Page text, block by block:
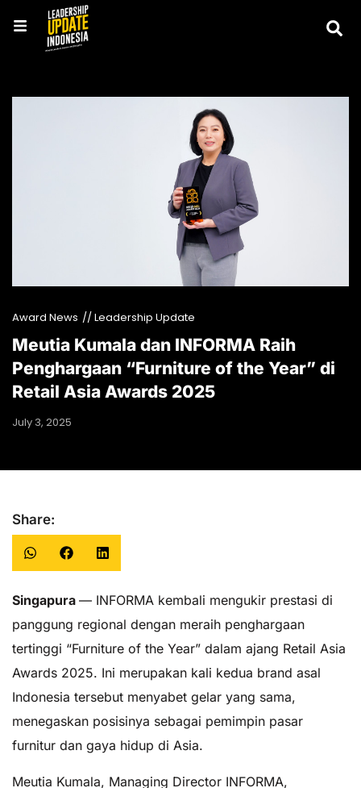
Award News // Leadership Update
Meutia Kumala dan INFORMA Raih
Penghargaan “Furniture of the Year” di
Retail Asia Awards 2025
July 3, 2025
Share:
Singapura — INFORMA kembali mengukir prestasi di
panggung regional dengan meraih penghargaan
tertinggi “Furniture of the Year” dalam ajang Retail Asia
Awards 2025. Ini merupakan kali kedua brand asal
Indonesia tersebut menyabet gelar yang sama,
menegaskan posisinya sebagai pemimpin pasar
furnitur dan gaya hidup di Asia.
Meutia Kumala, Managing Director INFORMA,